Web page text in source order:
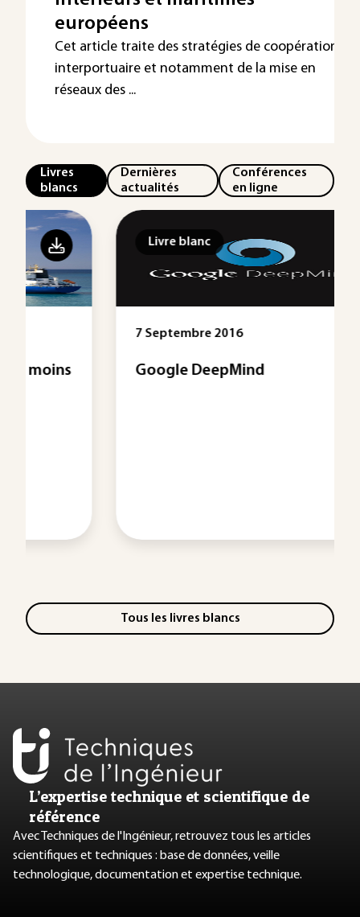
européens
Cet article traite des stratégies de coopération
interportuaire et notamment de la mise en
réseaux des ...
Livres
blancs
Dernières
actualités
Conférences
en ligne
7 Septembre 2016
Google DeepMind
Tous les livres blancs
L’expertise technique et scientifique de
référence
Avec Techniques de l'Ingénieur, retrouvez tous les articles
scientifiques et techniques : base de données, veille
technologique, documentation et expertise technique.